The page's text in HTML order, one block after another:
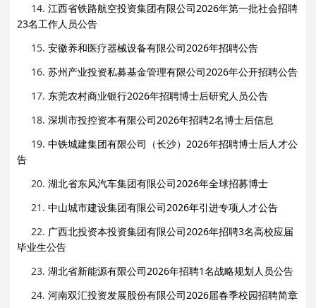
14.江西省铁路航空投资集团有限公司2026年第一批社会招聘
23名工作人员公告
15.安徽养和医疗器械设备有限公司2026年招聘公告
16.苏州产业投资私募基金管理有限公司2026年公开招聘公告
17. 东莞农村商业银行2026年招聘博士后研究人员公告
18.深圳市投控资本有限公司2026年招聘2名博士后信息
19.中铁城建集团有限公司（长沙）2026年招聘博士后人才公
告
20.湖北省东风汽车集团有限公司2026年全球招募博士
21.中山城市建设集团有限公司2026年引进专项人才公告
22. 广西北投资本投资集团有限公司2026年招聘3名高校应届
毕业生公告
23.湖北省新能源有限公司2026年招聘1名战略规划人员公告
24.河南双汇投资发展股份有限公司2026届春季校园招聘简章